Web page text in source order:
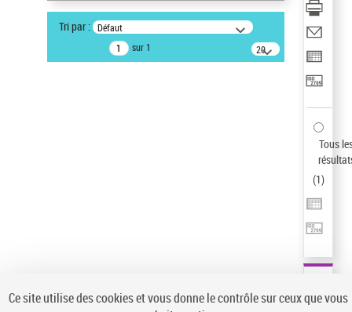
Auteur d’œuvre
Temperton, Rod (1947-2016)
Type de notice d'autorité
Tri par : Défaut
sur 1
20
résultats/page
Tous
(1)
Ce site utilise des cookies et vous donne le contrôle sur ceux que vous